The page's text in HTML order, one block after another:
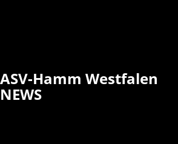
ASV-Hamm Westfalen
NEWS